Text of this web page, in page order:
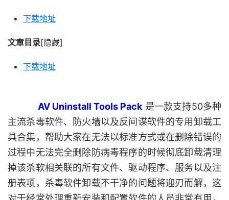
下载地址
文章目录[隐藏]
下载地址
AV Uninstall Tools Pack 是一款支持50多种
主流杀毒软件、防火墙以及反间谍软件的专用卸载工
具合集，帮助大家在无法以标准方式或在删除错误的
过程中无法完全删除防病毒程序的时候彻底卸载清理
掉该杀软相关联的所有文件、驱动程序、服务以及注
册表项，杀毒软件卸载不干净的问题将迎刃而解，这